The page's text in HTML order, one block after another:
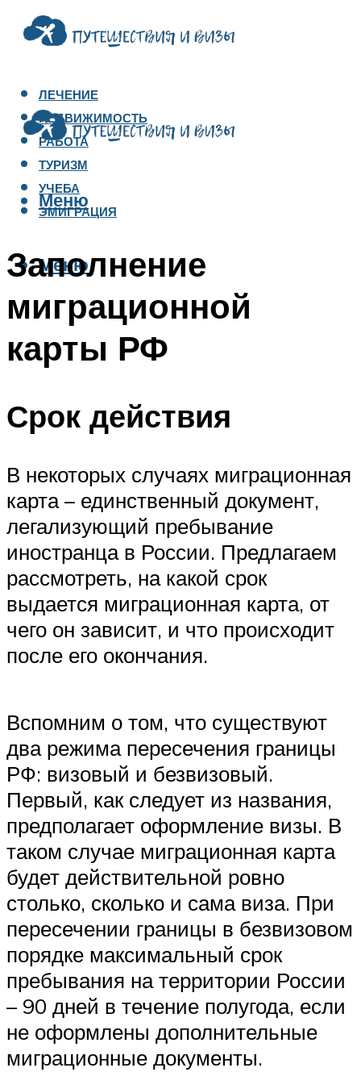
ЛЕЧЕНИЕ
НЕДВИЖИМОСТЬ
РАБОТА
ТУРИЗМ
УЧЕБА
ЭМИГРАЦИЯ
Меню
Меню
Заполнение
миграционной
карты РФ
Срок действия
В некоторых случаях миграционная
карта – единственный документ,
легализующий пребывание
иностранца в России. Предлагаем
рассмотреть, на какой срок
выдается миграционная карта, от
чего он зависит, и что происходит
после его окончания.
Вспомним о том, что существуют
два режима пересечения границы
РФ: визовый и безвизовый.
Первый, как следует из названия,
предполагает оформление визы. В
таком случае миграционная карта
будет действительной ровно
столько, сколько и сама виза. При
пересечении границы в безвизовом
порядке максимальный срок
пребывания на территории России
– 90 дней в течение полугода, если
не оформлены дополнительные
миграционные документы.